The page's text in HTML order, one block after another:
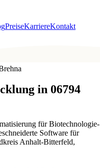
PreiseKarriereKontakt
in 06794
für Biotechnologie-
Software für
Anhalt-Bitterfeld,